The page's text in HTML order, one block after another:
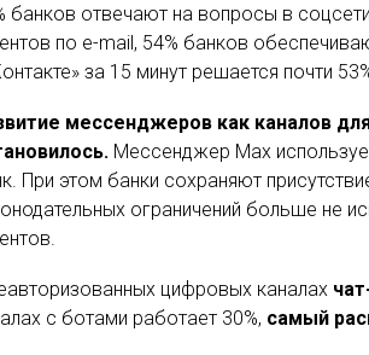
банков отвечают на вопросы в
по e-mail, 54% банков
за 15 минут решается почти
мессенджеров как каналов
Мессенджер Max
При этом банки сохраняют
ограничений больше не
цифровых каналах
с ботами работает 30%, самый